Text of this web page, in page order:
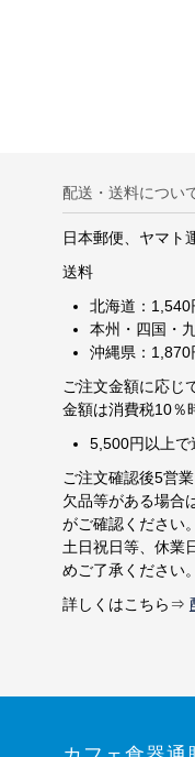
配送・送料につい
日本郵便、ヤマト
送料
北海道：1,540
本州・四国・
沖縄県：1,870
ご注文金額に応じ
金額は消費税10％
5,500円以上で
ご注文確認後5営
欠品等がある場合
がご確認ください。
土日祝日等、休業
めご了承ください。
詳しくはこちら⇒